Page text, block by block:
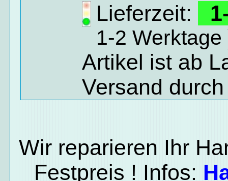
Lieferzeit:
1-2 Werktage
Artikel ist ab
Versand
Wir reparieren Ihr
Festpreis ! Infos: